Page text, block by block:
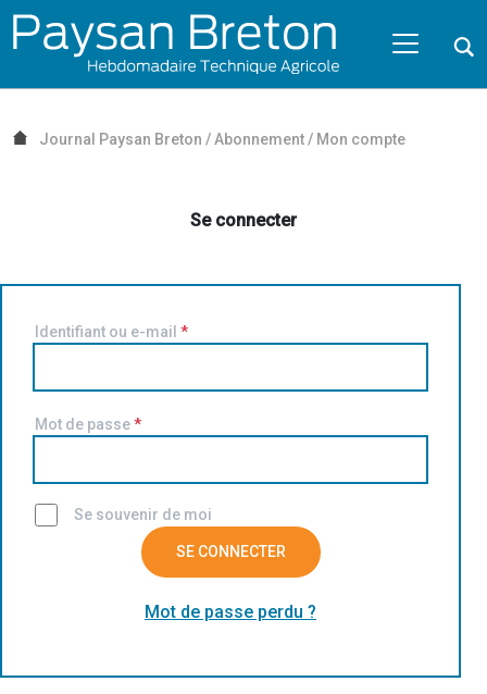
Passer au contenu
NAVIGATION MOBILE
NAVIGATION
PRINCIPALE
Journal Paysan Breton / Abonnement/ Mon compte
Se connecter
Identifiant ou e-mail *
Mot de passe*
Se souvenir de moi
SE CONNECTER
Mot de passe perdu ?